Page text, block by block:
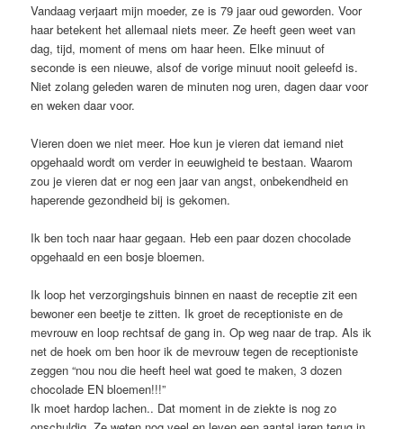
Vandaag verjaart mijn moeder, ze is 79 jaar oud geworden. Voor
haar betekent het allemaal niets meer. Ze heeft geen weet van
dag, tijd, moment of mens om haar heen. Elke minuut of
seconde is een nieuwe, alsof de vorige minuut nooit geleefd is.
Niet zolang geleden waren de minuten nog uren, dagen daar voor
en weken daar voor.
Vieren doen we niet meer. Hoe kun je vieren dat iemand niet
opgehaald wordt om verder in eeuwigheid te bestaan. Waarom
zou je vieren dat er nog een jaar van angst, onbekendheid en
haperende gezondheid bij is gekomen.
Ik ben toch naar haar gegaan. Heb een paar dozen chocolade
opgehaald en een bosje bloemen.
Ik loop het verzorgingshuis binnen en naast de receptie zit een
bewoner een beetje te zitten. Ik groet de receptioniste en de
mevrouw en loop rechtsaf de gang in. Op weg naar de trap. Als ik
net de hoek om ben hoor ik de mevrouw tegen de receptioniste
zeggen “nou nou die heeft heel wat goed te maken, 3 dozen
chocolade EN bloemen!!!”
Ik moet hardop lachen.. Dat moment in de ziekte is nog zo